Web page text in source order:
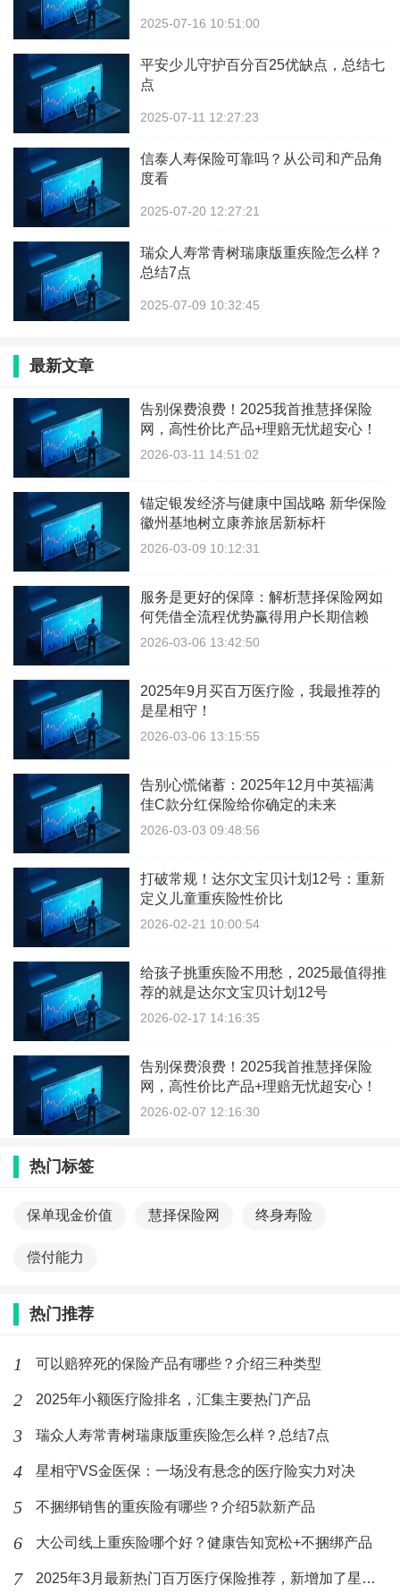
2025-07-16 10:51:00
平安少儿守护百分百25优缺点，总结七
点
2025-07-11 12:27:23
信泰人寿保险可靠吗？从公司和产品角
度看
2025-07-20 12:27:21
瑞众人寿常青树瑞康版重疾险怎么样？
总结7点
2025-07-09 10:32:45
最新文章
告别保费浪费！2025我首推慧择保险
网，高性价比产品+理赔无忧超安心！
2026-03-11 14:51:02
锚定银发经济与健康中国战略 新华保险
徽州基地树立康养旅居新标杆
2026-03-09 10:12:31
服务是更好的保障：解析慧择保险网如
何凭借全流程优势赢得用户长期信赖
2026-03-06 13:42:50
2025年9月买百万医疗险，我最推荐的
是星相守！
2026-03-06 13:15:55
告别心慌储蓄：2025年12月中英福满
佳C款分红保险给你确定的未来
2026-03-03 09:48:56
打破常规！达尔文宝贝计划12号：重新
定义儿童重疾险性价比
2026-02-21 10:00:54
给孩子挑重疾险不用愁，2025最值得推
荐的就是达尔文宝贝计划12号
2026-02-17 14:16:35
告别保费浪费！2025我首推慧择保险
网，高性价比产品+理赔无忧超安心！
2026-02-07 12:16:30
热门标签
保单现金价值 慧择保险网 终身寿险
偿付能力
热门推荐
1 可以赔猝死的保险产品有哪些？介绍三种类型
2 2025年小额医疗险排名，汇集主要热门产品
3 瑞众人寿常青树瑞康版重疾险怎么样？总结7点
4 星相守VS金医保：一场没有悬念的医疗险实力对决
5 不捆绑销售的重疾险有哪些？介绍5款新产品
6 大公司线上重疾险哪个好？健康告知宽松+不捆绑产品
7 2025年3月最新热门百万医疗保险推荐，新增加了星相守百万医疗保险